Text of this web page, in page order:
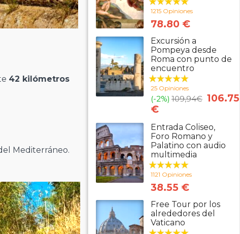
42 kilómetros
Mediterráneo.
1215 Opiniones
78.80 €
Excursión a
Pompeya desde
Roma con punto de
encuentro
25 Opiniones
(-2%) 109,94€ 106.75
€
Entrada Coliseo,
Foro Romano y
Palatino con audio
multimedia
1121 Opiniones
38.55 €
Free Tour por los
alrededores del
Vaticano